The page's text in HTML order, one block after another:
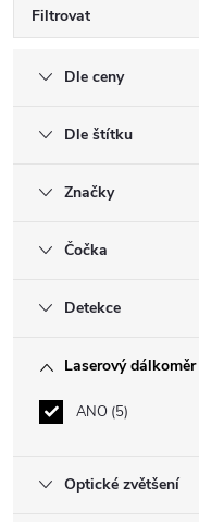
Filtrovat
Dle ceny
Dle štítku
Značky
Čočka
Detekce
Laserový dálkoměr
ANO 5
Optické zvětšení